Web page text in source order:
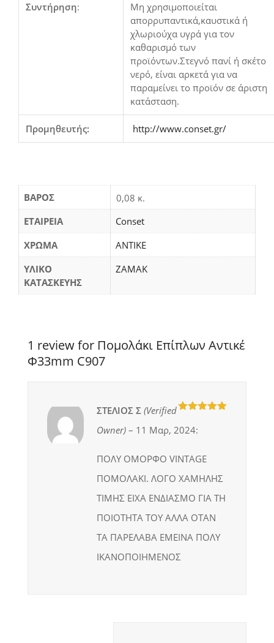
Συντήρηση:
Μη χρησιμοποιείται
απορρυπαντικά,καυστικά ή
χλωριούχα υγρά για τον
καθαρισμό των
προϊόντων.Στεγνό πανί ή σκέτο
νερό, είναι αρκετά για να
παραμείνει το προϊόν σε άριστη
κατάσταση.
Προμηθευτής: http://www.conset.gr/
ΒΆΡΟΣ
0,08 κ.
ΕΤΑΙΡΕΙΑ
Conset
ΧΡΩΜΑ
ΑΝΤΙΚΕ
ΥΛΙΚΟ
ΚΑΤΑΣΚΕΥΗΣ
ΖΑΜΑΚ
1 review for Πομολάκι Επίπλων Αντικέ
Φ33mm C907
ΣΤΕΛΙΟΣ Σ (verified
Owner) – 11 Μαρ, 2024:
ΠΟΛΥ ΟΜΟΡΦΟ VINTAGE
ΠΟΜΟΛΑΚΙ. ΛΟΓΟ ΧΑΜΗΛΗΣ
ΤΙΜΗΣ ΕΙΧΑ ΕΝΔΙΑΣΜΟ ΓΙΑ ΤΗ
ΠΟΙΟΤΗΤΑ ΤΟΥ ΑΛΛΑ ΟΤΑΝ
ΤΑ ΠΑΡΕΛΑΒΑ ΕΜΕΙΝΑ ΠΟΛΥ
ΙΚΑΝΟΠΟΙΗΜΕΝΟΣ